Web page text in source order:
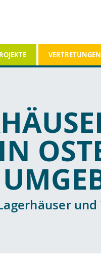
VERTRETUNGEN